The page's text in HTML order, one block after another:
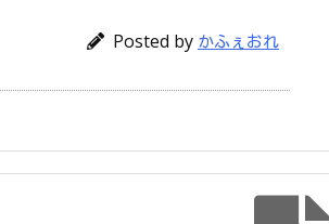
Posted by かふぇおれ